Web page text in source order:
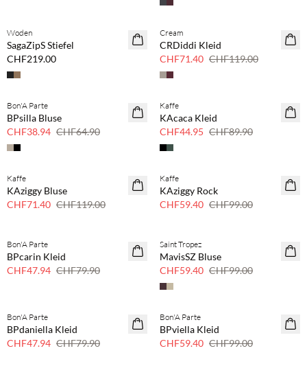
Woden
SagaZipS Stiefel
CHF219.00
40 % Rabatt
Cream
CRDiddi Kleid
CHF71.40 CHF119.00
40 % Rabatt
Bon'A Parte
BPsilla Bluse
CHF38.94 CHF64.90
50 % Rabatt
Kaffe
KAcaca Kleid
CHF44.95 CHF89.90
40 % Rabatt
Kaffe
KAziggy Bluse
CHF71.40 CHF119.00
40 % Rabatt
Kaffe
KAziggy Rock
CHF59.40 CHF99.00
40 % Rabatt
Bon'A Parte
BPcarin Kleid
CHF47.94 CHF79.90
40 % Rabatt
Saint Tropez
MavisSZ Bluse
CHF59.40 CHF99.00
40 % Rabatt
Bon'A Parte
BPdaniella Kleid
CHF47.94 CHF79.90
40 % Rabatt
Bon'A Parte
BPviella Kleid
CHF59.40 CHF99.00